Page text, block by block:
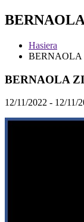
Hasiera
BERNAOLA
BERNAOLA
12/11/2022 - 12/11/